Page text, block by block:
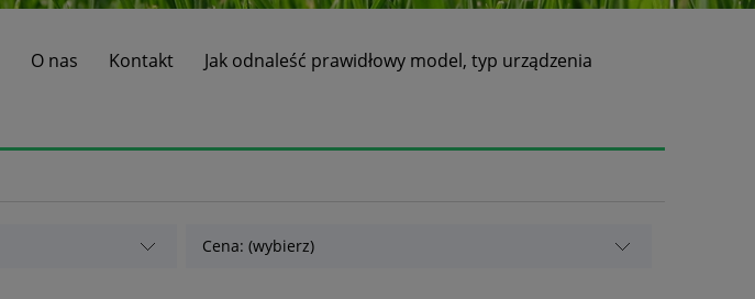
O nas Kontakt Jak odnaleść prawidłowy model, typ urządzenia
Cena: (wybierz)